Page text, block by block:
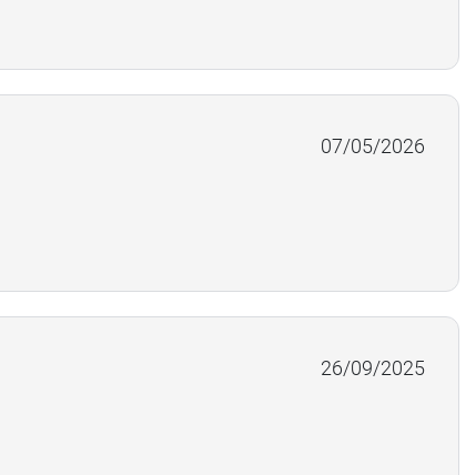
07/05/2026
26/09/2025